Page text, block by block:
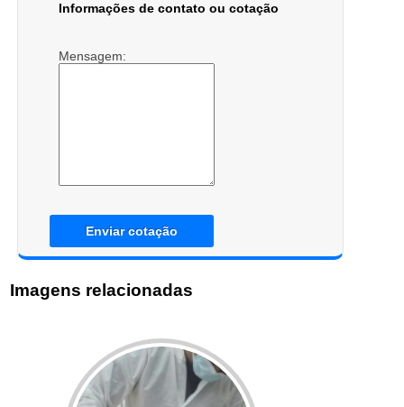
Informações de contato ou cotação
Mensagem:
Enviar cotação
Imagens relacionadas